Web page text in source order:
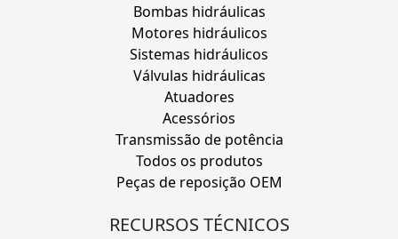
Bombas hidráulicas
Motores hidráulicos
Sistemas hidráulicos
Válvulas hidráulicas
Atuadores
Acessórios
Transmissão de potência
Todos os produtos
Peças de reposição OEM
RECURSOS TÉCNICOS